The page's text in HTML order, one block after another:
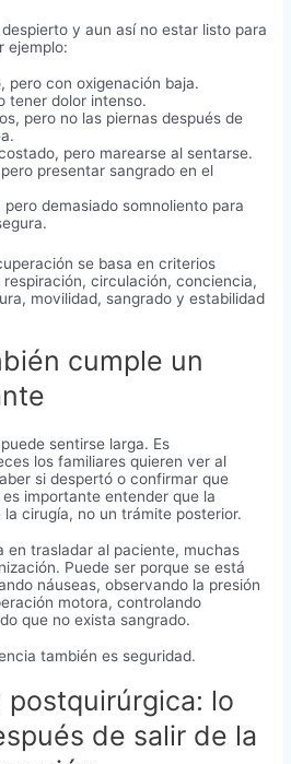
y aun así no estar listo para
ejemplo:
pero con oxigenación baja.
tener dolor intenso.
pero no las piernas después de
pero marearse al sentarse.
presentar sangrado en el
demasiado somnoliento para
se basa en criterios
circulación, conciencia,
movilidad, sangrado y estabilidad
cumple un
sentirse larga. Es
los familiares quieren ver al
si despertó o confirmar que
es importante entender que la
cirugía, no un trámite posterior.
en trasladar al paciente, muchas
Puede ser porque se está
náuseas, observando la presión
motora, controlando
que no exista sangrado.
también es seguridad.
postquirúrgica: lo
de salir de la